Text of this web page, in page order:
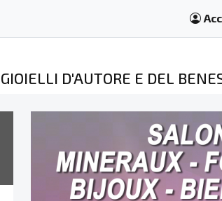
D'AUTORE E DEL